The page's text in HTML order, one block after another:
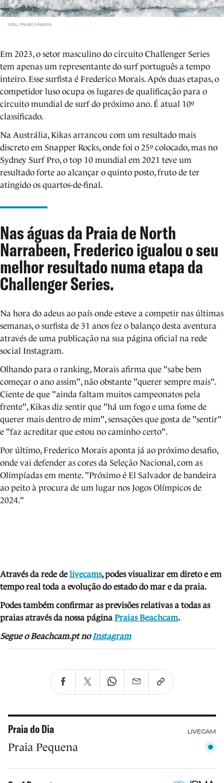
WSL/Pedro Mestre
Em 2023, o setor masculino do circuito Challenger Series
tem apenas um representante do surf português a tempo
inteiro. Esse surfista é Frederico Morais. Após duas etapas, o
competidor luso ocupa os lugares de qualificação para o
circuito mundial de surf do próximo ano. É atual 10º
classificado.
Na Austrália, Kikas arrancou com um resultado mais
discreto em Snapper Rocks, onde foi o 25º colocado, mas no
Sydney Surf Pro, o top 10 mundial em 2021 teve um
resultado forte ao alcançar o quinto posto, fruto de ter
atingido os quartos-de-final.
Nas águas da Praia de North
Narrabeen, Frederico igualou o seu
melhor resultado numa etapa da
Challenger Series.
Na hora do adeus ao país onde esteve a competir nas últimas
semanas, o surfista de 31 anos fez o balanço desta aventura
através de uma publicação na sua página oficial na rede
social Instagram.
Olhando para o ranking, Morais afirma que "sabe bem
começar o ano assim", não obstante "querer sempre mais".
Ciente de que "ainda faltam muitos campeonatos pela
frente", Kikas diz sentir que "há um fogo e uma fome de
querer mais dentro de mim", sensações que gosta de "sentir"
e "faz acreditar que estou no caminho certo".
Por último, Frederico Morais aponta já ao próximo desafio,
onde vai defender as cores da Seleção Nacional, com as
Olimpíadas em mente. "Próximo é El Salvador de bandeira
ao peito à procura de um lugar nos Jogos Olímpicos de
2024."
Através da rede delivecams, podes visualizar em direto e em
tempo real toda a evolução do estado do mar e da praia.
Podes também confirmar as previsões relativas a todas as
praias através da nossa páginaPraias Beachcam.
Segue o Beachcam.pt noInstagram
Praia do Dia LIVECAM
Praia Pequena